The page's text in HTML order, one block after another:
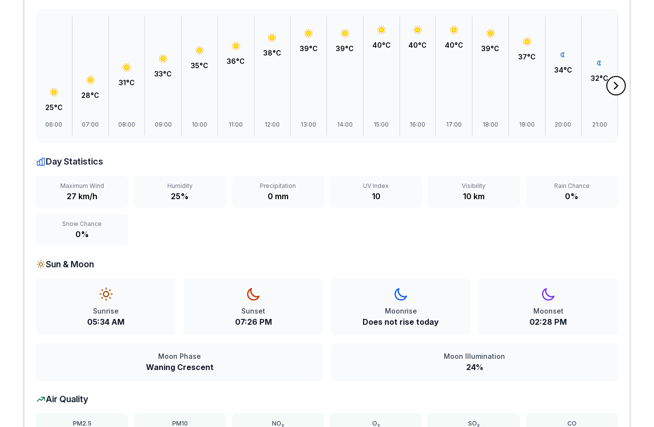
25°C
06:00
28°C
07:00
31°C
08:00
33°C
09:00
35°C
10:00
36°C
11:00
38°C
12:00
39°C
13:00
39°C
14:00
40°C
15:00
40°C
16:00
40°C
17:00
39°C
18:00
37°C
19:00
34°C
20:00
32°C
21:00
Day Statistics
Maximum Wind
27 km/h
Humidity
25%
Precipitation
0 mm
UV Index
10
Visibility
10 km
Rain Chance
0%
Snow Chance
0%
Sun & Moon
Sunrise
05:34 AM
Sunset
07:26 PM
Moonrise
Does not rise today
Moonset
02:28 PM
Moon Phase
Waning Crescent
Moon Illumination
24%
Air Quality
PM2.5 PM10 NO₂ O₃ SO₂ CO